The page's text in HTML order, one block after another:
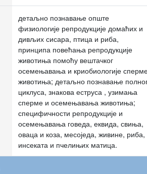
детаљно познавање опште
физиологије репродукције домаћих и
дивљих сисара, птица и риба,
принципа повећања репродукције
животиња помоћу вештачког
осемењавања и криобиологије
животиња; детаљно познавање
циклуса, знакова еструса , узимања
сперме и осемењавања животиња;
специфичности репродукције и
осемењавања говеда, еквида, свиња,
оваца и коза, месоједа, живине, риба,
инсеката и пчелињих матица.